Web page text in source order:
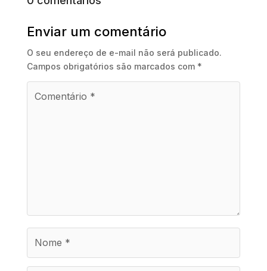
Enviar um comentário
O seu endereço de e-mail não será publicado.
Campos obrigatórios são marcados com *